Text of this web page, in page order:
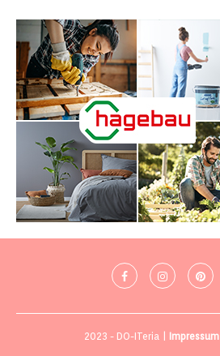
2023 - DO-ITeria | Impressum